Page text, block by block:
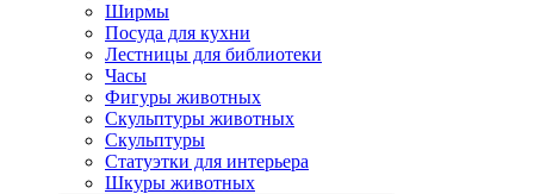
Ширмы
Посуда для кухни
Лестницы для библиотеки
Часы
Фигуры животных
Скульптуры животных
Скульптуры
Статуэтки для интерьера
Шкуры животных